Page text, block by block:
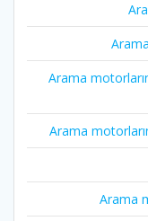
Arama
Arama
Arama